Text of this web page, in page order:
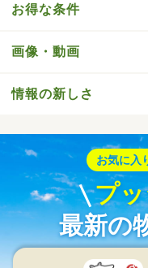
お得な条件
画像・動画
情報の新しさ
お気に入
プ
最新の